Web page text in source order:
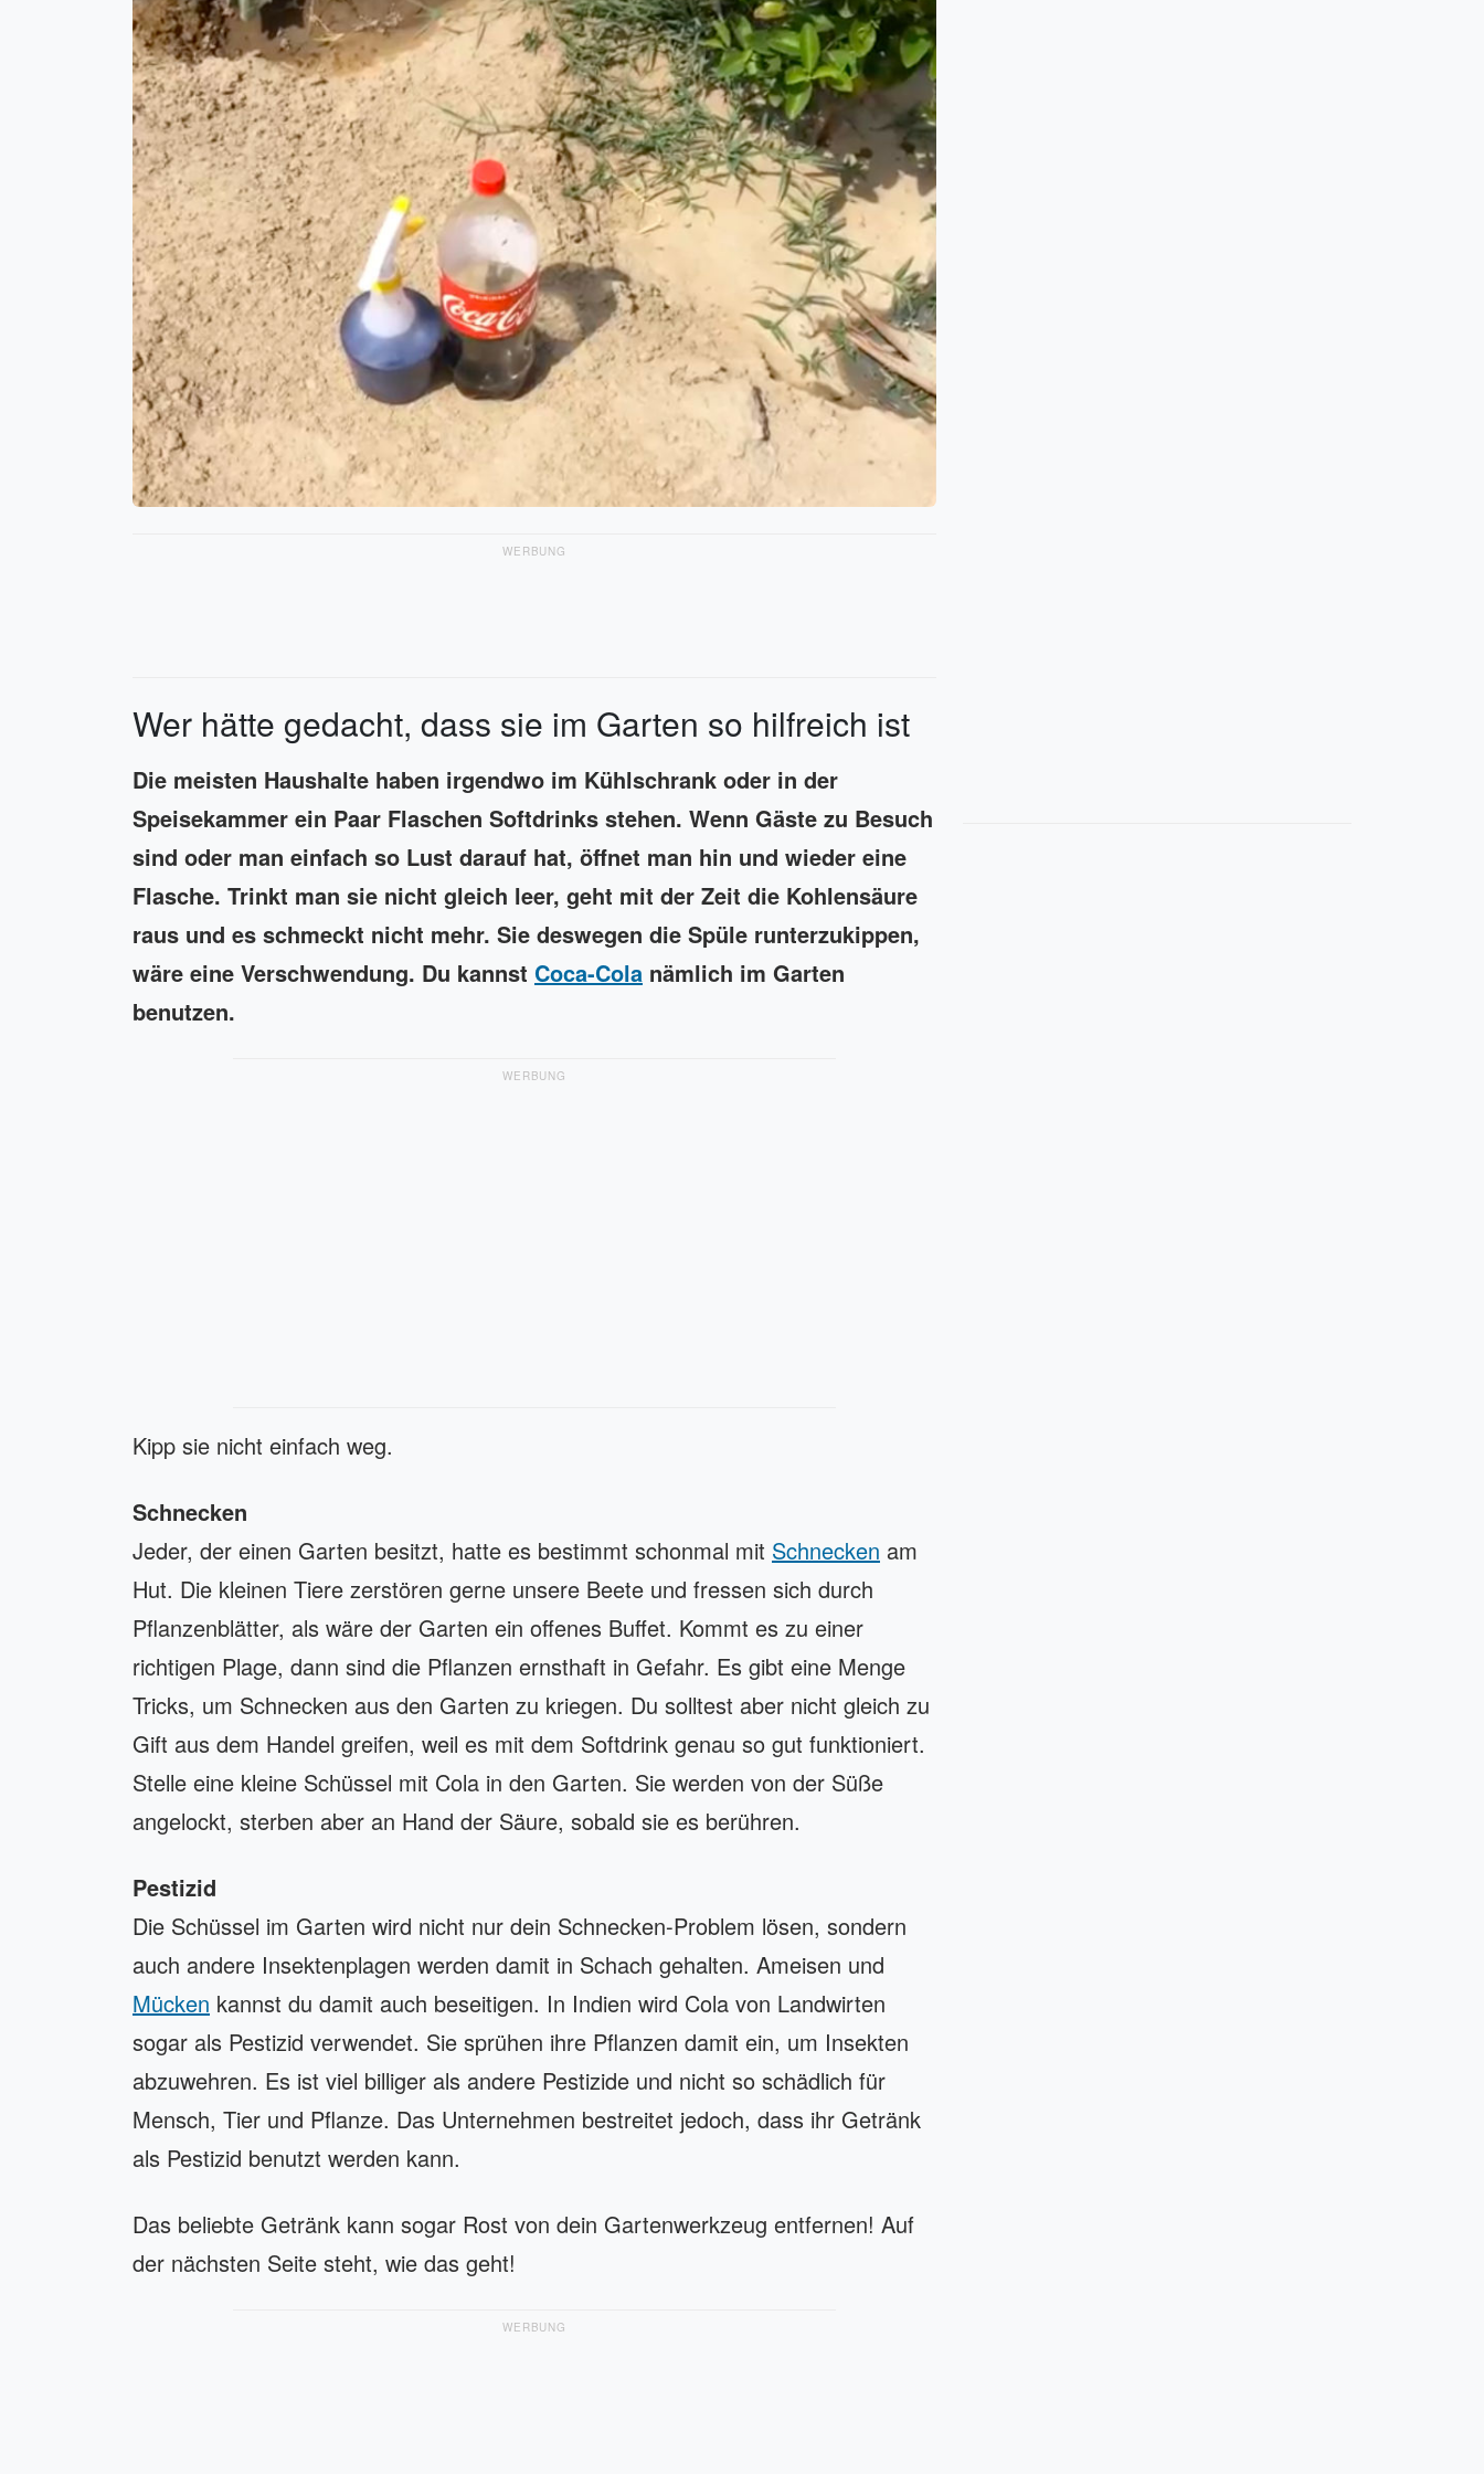
WERBUNG
Wer hätte gedacht, dass sie im Garten so hilfreich ist
Die meisten Haushalte haben irgendwo im Kühlschrank oder in der
Speisekammer ein Paar Flaschen Softdrinks stehen. Wenn Gäste zu Besuch
sind oder man einfach so Lust darauf hat, öffnet man hin und wieder eine
Flasche. Trinkt man sie nicht gleich leer, geht mit der Zeit die Kohlensäure
raus und es schmeckt nicht mehr. Sie deswegen die Spüle runterzukippen,
wäre eine Verschwendung. Du kannst Coca-Cola nämlich im Garten
benutzen.
WERBUNG
Kipp sie nicht einfach weg.
Schnecken
Jeder, der einen Garten besitzt, hatte es bestimmt schonmal mit Schnecken am
Hut. Die kleinen Tiere zerstören gerne unsere Beete und fressen sich durch
Pflanzenblätter, als wäre der Garten ein offenes Buffet. Kommt es zu einer
richtigen Plage, dann sind die Pflanzen ernsthaft in Gefahr. Es gibt eine Menge
Tricks, um Schnecken aus den Garten zu kriegen. Du solltest aber nicht gleich zu
Gift aus dem Handel greifen, weil es mit dem Softdrink genau so gut funktioniert.
Stelle eine kleine Schüssel mit Cola in den Garten. Sie werden von der Süße
angelockt, sterben aber an Hand der Säure, sobald sie es berühren.
Pestizid
Die Schüssel im Garten wird nicht nur dein Schnecken-Problem lösen, sondern
auch andere Insektenplagen werden damit in Schach gehalten. Ameisen und
Mücken kannst du damit auch beseitigen. In Indien wird Cola von Landwirten
sogar als Pestizid verwendet. Sie sprühen ihre Pflanzen damit ein, um Insekten
abzuwehren. Es ist viel billiger als andere Pestizide und nicht so schädlich für
Mensch, Tier und Pflanze. Das Unternehmen bestreitet jedoch, dass ihr Getränk
als Pestizid benutzt werden kann.
Das beliebte Getränk kann sogar Rost von dein Gartenwerkzeug entfernen! Auf
der nächsten Seite steht, wie das geht!
WERBUNG